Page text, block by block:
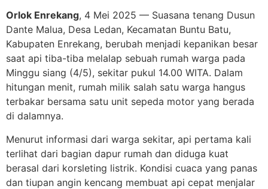
Orlok Enrekang, 4 Mei 2025 — Suasana tenang Dusun
Dante Malua, Desa Ledan, Kecamatan Buntu Batu,
Kabupaten Enrekang, berubah menjadi kepanikan besar
saat api tiba-tiba melalap sebuah rumah warga pada
Minggu siang (4/5), sekitar pukul 14.00 WITA. Dalam
hitungan menit, rumah milik salah satu warga hangus
terbakar bersama satu unit sepeda motor yang berada
di dalamnya.
Menurut informasi dari warga sekitar, api pertama kali
terlihat dari bagian dapur rumah dan diduga kuat
berasal dari korsleting listrik. Kondisi cuaca yang panas
dan tiupan angin kencang membuat api cepat menjalar